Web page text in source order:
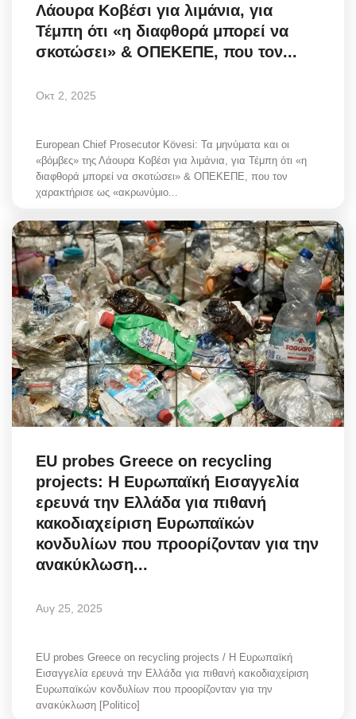
Λάουρα Κοβέσι για λιμάνια, για
Τέμπη ότι «η διαφθορά μπορεί να
σκοτώσει» & ΟΠΕΚΕΠΕ, που τον...
Οκτ 2, 2025
European Chief Prosecutor Kövesi: Τα μηνύματα και οι
«βόμβες» της Λάουρα Κοβέσι για λιμάνια, για Τέμπη ότι «η
διαφθορά μπορεί να σκοτώσει» & ΟΠΕΚΕΠΕ, που τον
χαρακτήρισε ως «ακρωνύμιο...
EU probes Greece on recycling
projects: Η Ευρωπαϊκή Εισαγγελία
ερευνά την Ελλάδα για πιθανή
κακοδιαχείριση Ευρωπαϊκών
κονδυλίων που προορίζονταν για την
ανακύκλωση...
Αυγ 25, 2025
EU probes Greece on recycling projects / Η Ευρωπαϊκή
Εισαγγελία ερευνά την Ελλάδα για πιθανή κακοδιαχείριση
Ευρωπαϊκών κονδυλίων που προορίζονταν για την
ανακύκλωση [Politico]